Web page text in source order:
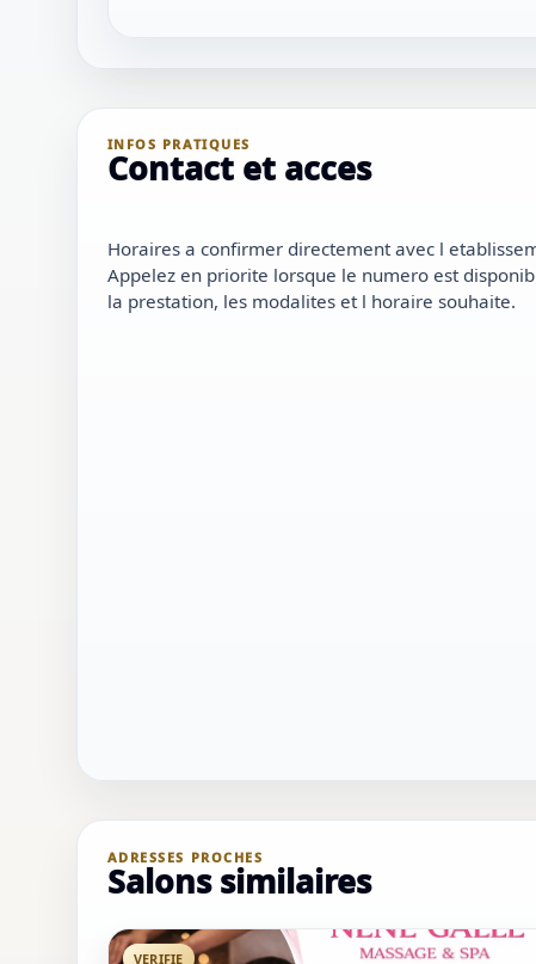
INFOS PRATIQUES
Contact et acces
Horaires a confirmer directement avec l
Appelez en priorite lorsque le numero est
la prestation, les modalites et l horaire souhaite.
ADRESSES PROCHES
Salons similaires
VERIFIE